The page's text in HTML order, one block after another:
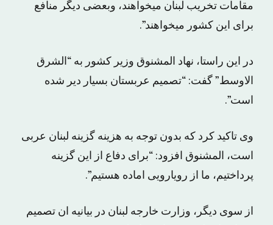
مقامات تخریب لبنان میخواهند، وبعضی دیگر منافع
برای این کشور میخواهند”.
در این راستا، نهاد المشنوق وزیر کشور به “الشرق
الاوسط” گفت: “تصمیم عربستان بسیار دیر شده
است”.
وی تاکید کرد که بدون توجه به هزینه گزینه لبنان عربی
است، المشنوق افزود: “برای دفاع از این گزینه
پرداختیم، ما از رویارویی اماده هستیم”.
از سوی دیگر، وزارت خارجه لبنان در بیانیه ان تصمیم